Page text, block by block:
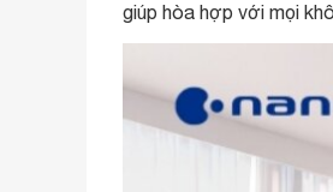
giúp hòa hợp với mọi